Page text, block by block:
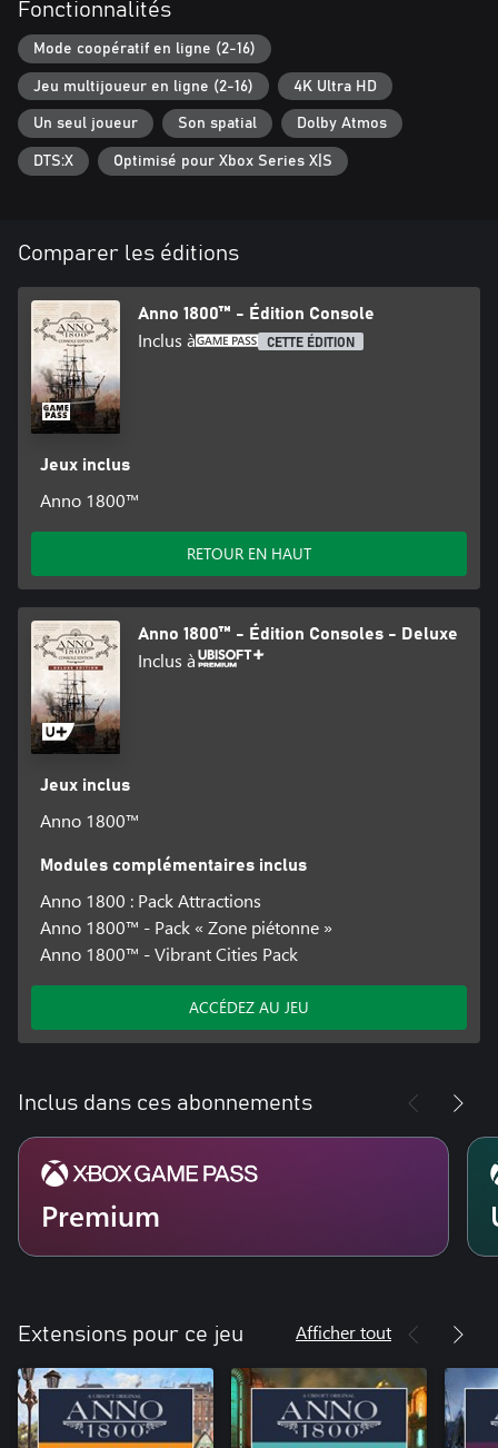
Fonctionnalités
Mode coopératif en ligne (2-16)
Jeu multijoueur en ligne (2-16) 4K Ultra HD
Un seul joueur Son spatial Dolby Atmos
DTS:X Optimisé pour Xbox Series X|S
Comparer les éditions
Anno 1800™ - Édition Console
Inclus à CETTE ÉDITION
Jeux inclus
Anno 1800™
RETOUR EN HAUT
Anno 1800™ - Édition Consoles - Deluxe
Inclus à
Jeux inclus
Anno 1800™
Modules complémentaires inclus
Anno 1800 : Pack Attractions
Anno 1800™ - Pack « Zone piétonne »
Anno 1800™ - Vibrant Cities Pack
ACCÉDEZ AU JEU
Inclus dans ces abonnements
Premium
Extensions pour ce jeu Afficher tout